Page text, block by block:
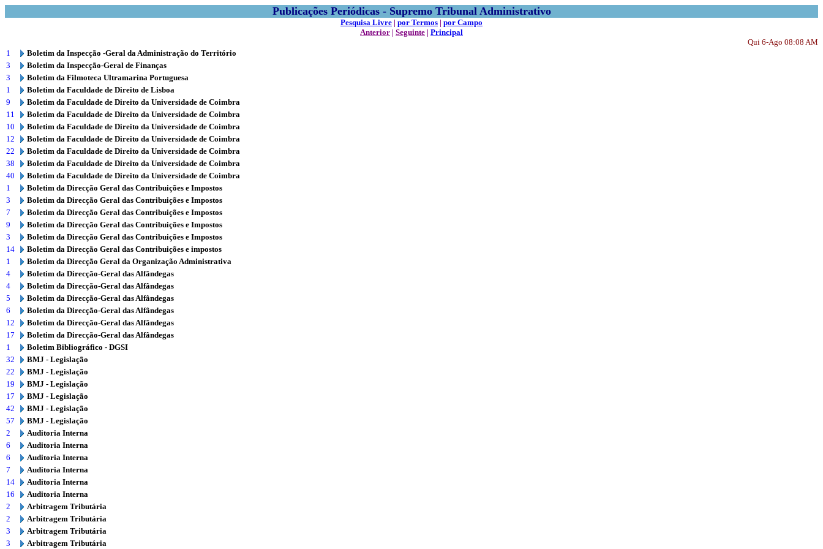
Publicações Periódicas - Supremo Tribunal Administrativo
Pesquisa Livre | por Termos | por Campo
Anterior | Seguinte | Principal
Qui 6-Ago 08:08 AM
1
Boletim da Inspecção -Geral da Administração do Território
3
Boletim da Inspecção-Geral de Finanças
3
Boletim da Filmoteca Ultramarina Portuguesa
1
Boletim da Faculdade de Direito de Lisboa
9
Boletim da Faculdade de Direito da Universidade de Coimbra
11
Boletim da Faculdade de Direito da Universidade de Coimbra
10
Boletim da Faculdade de Direito da Universidade de Coimbra
12
Boletim da Faculdade de Direito da Universidade de Coimbra
22
Boletim da Faculdade de Direito da Universidade de Coimbra
38
Boletim da Faculdade de Direito da Universidade de Coimbra
40
Boletim da Faculdade de Direito da Universidade de Coimbra
1
Boletim da Direcção Geral das Contribuições e Impostos
3
Boletim da Direcção Geral das Contribuições e Impostos
7
Boletim da Direcção Geral das Contribuições e Impostos
9
Boletim da Direcção Geral das Contribuições e Impostos
3
Boletim da Direcção Geral das Contribuições e Impostos
14
Boletim da Direcção Geral das Contribuições e impostos
1
Boletim da Direcção Geral da Organização Administrativa
4
Boletim da Direcção-Geral das Alfândegas
4
Boletim da Direcção-Geral das Alfândegas
5
Boletim da Direcção-Geral das Alfândegas
6
Boletim da Direcção-Geral das Alfândegas
12
Boletim da Direcção-Geral das Alfândegas
17
Boletim da Direcção-Geral das Alfândegas
1
Boletim Bibliográfico - DGSI
32
BMJ - Legislação
22
BMJ - Legislação
19
BMJ - Legislação
17
BMJ - Legislação
42
BMJ - Legislação
57
BMJ - Legislação
2
Auditoria Interna
6
Auditoria Interna
6
Auditoria Interna
7
Auditoria Interna
14
Auditoria Interna
16
Auditoria Interna
2
Arbitragem Tributária
2
Arbitragem Tributária
3
Arbitragem Tributária
3
Arbitragem Tributária